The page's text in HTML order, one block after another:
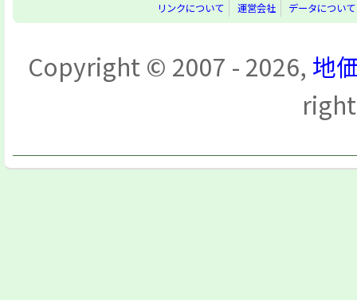
リンクについて 運営会社 データについて
Copyright © 2007 - 2026, 地